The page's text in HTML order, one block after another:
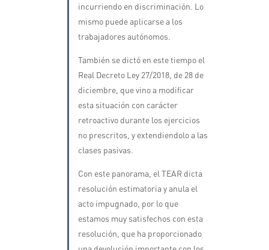
incurriendo en discriminación. Lo
mismo puede aplicarse a los
trabajadores autónomos.
También se dictó en este tiempo el
Real Decreto Ley 27/2018, de 28 de
diciembre, que vino a modificar
esta situación con carácter
retroactivo durante los ejercicios
no prescritos, y extendiendolo a las
clases pasivas.
Con este panorama, el TEAR dicta
resolución estimatoria y anula el
acto impugnado, por lo que
estamos muy satisfechos con esta
resolución, que ha proporcionado